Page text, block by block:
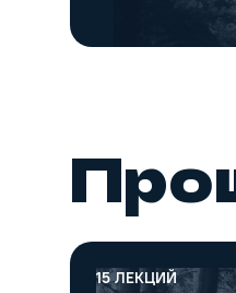
15 ЛЕКЦИЙ